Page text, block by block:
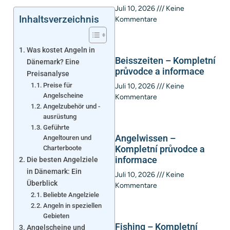
Inhaltsverzeichnis
Was kostet Angeln in
Dänemark? Eine
Preisanalyse
Preise für
Angelscheine
Angelzubehör und -
ausrüstung
Geführte
Angeltouren und
Charterboote
Die besten Angelziele
in Dänemark: Ein
Überblick
Beliebte Angelziele
Angeln in speziellen
Gebieten
Angelscheine und
Juli 10, 2026
Keine
Kommentare
Beisszeiten – Kompletní
průvodce a informace
Juli 10, 2026
Keine
Kommentare
Angelwissen –
Kompletní průvodce a
informace
Juli 10, 2026
Keine
Kommentare
Fishing – Kompletní